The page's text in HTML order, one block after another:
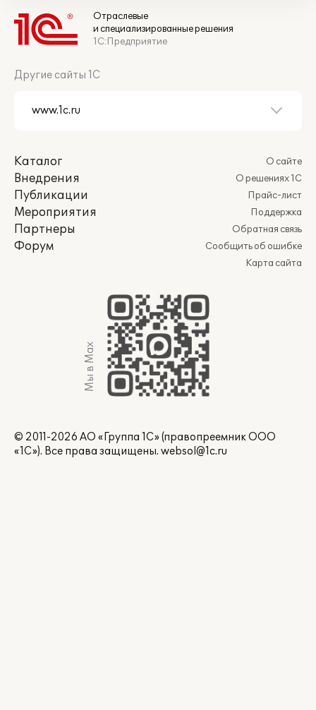
Отраслевые
и специализированные решения
1С:Предприятие
Другие сайты 1С
Каталог
Внедрения
Публикации
Мероприятия
Партнеры
Форум
О сайте
О решениях 1С
Прайс-лист
Поддержка
Обратная связь
Сообщить об ошибке
Карта сайта
Мы в Max
© 2011-2026 АО «Группа 1С» (правопреемник ООО
«1С»). Все права защищены. websol@1c.ru